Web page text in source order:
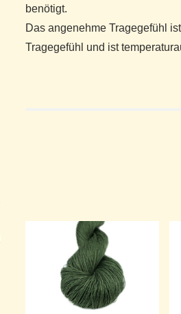
benötigt.
Das angenehme Tragegefühl
Tragegefühl und ist